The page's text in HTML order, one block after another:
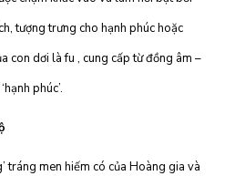
tượng trưng cho hạnh phúc hoặc
con dơi là fu , cung cấp từ đồng âm –
phúc’.
tráng men hiếm có của Hoàng gia và